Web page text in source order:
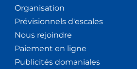
Organisation
Prévisionnels d'escales
Nous rejoindre
Paiement en ligne
Publicités domaniales